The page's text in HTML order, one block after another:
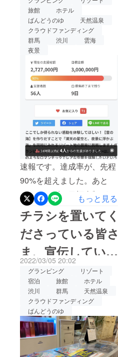
ます。オープン準備や工事
も、建設会社の方々、ス
タッフ一同で、急ピッチで
進めております。。ドロー
ンから撮影した画像、ぜひ
ご覧ください。また、現在
も取材の依頼が絶えず、産
経新聞にも本日掲載され、2
度目のYahoo!ニュースにも
掲載されました。
https://news.yahoo.co.jp/artic
les/b3e3bc8a7eb93ca8e84f
178ca7ddd69d77bdafdc15
%割引のチケットが残りわ
ずかとなっておりますの
で、ご来店をお考えの方
は、お早めにご購入くださ
い。グランドオープン後、
皆様にお会いできることを
楽しみにしております‼︎
旅館
ホテル
ばんどうのゆ
天然温泉
クラウドファンディング
群馬
渋川
雲海
夜景
速報です。達成率が、先程
90%を超えました。あと
10%でまずは目標金額が達
成します。支援者さまの数
は現在５６名さま。本日も
すでに４名の方からご支援
いただいており、9日前にし
て、達成が少しずつ見えて
きました。本当にありがと
うございます。本日もオー
プン準備頑張ってまいりま
す！
もっと見る
チラシを置いてく
ださっている皆さ
ま、宣伝していた
だいている皆さ
ま、ありがとうご
ざいます。
2022/03/05 20:02
グランピング
リゾート
宿泊
旅館
ホテル
渋川
群馬
天然温泉
クラウドファンディング
ばんどうのゆ